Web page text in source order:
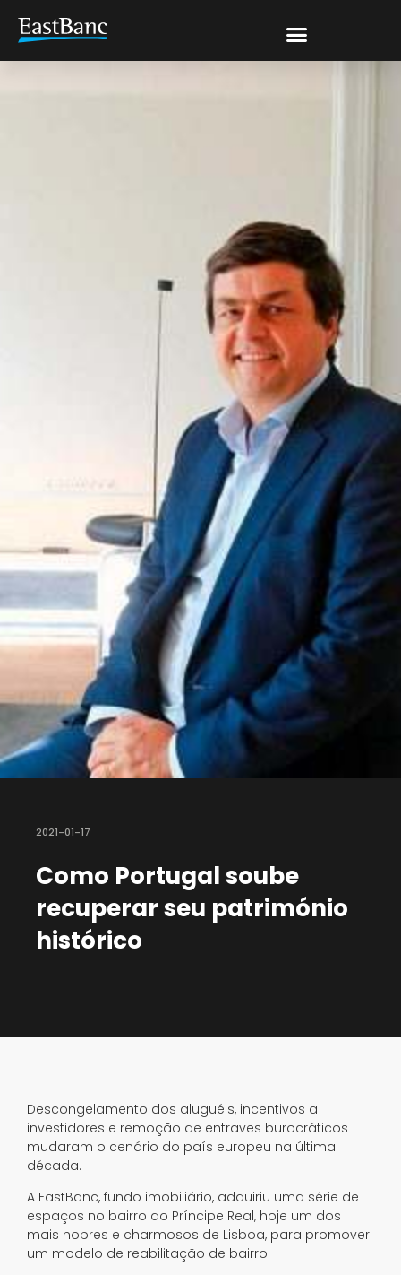
2021-01-17
Como Portugal soube
recuperar seu património
histórico
Descongelamento dos aluguéis, incentivos a
investidores e remoção de entraves burocráticos
mudaram o cenário do país europeu na última
década.
A EastBanc, fundo imobiliário, adquiriu uma série de
espaços no bairro do Príncipe Real, hoje um dos
mais nobres e charmosos de Lisboa, para promover
um modelo de reabilitação de bairro.